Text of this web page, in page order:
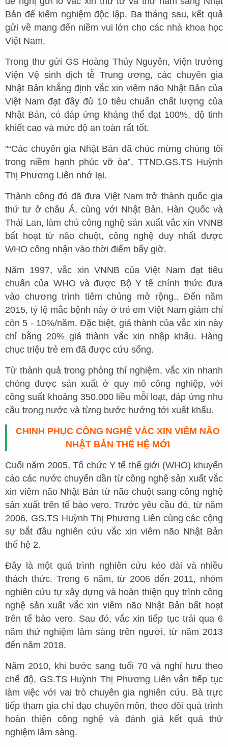
Bản để kiểm nghiệm độc lập. Ba tháng sau, kết quả
gửi về mang đến niềm vui lớn cho các nhà khoa học
Việt Nam.
Trong thư gửi GS Hoàng Thủy Nguyên, Viện trưởng
Viện Vệ sinh dịch tễ Trung ương, các chuyên gia
Nhật Bản khẳng định vắc xin viêm não Nhật Bản của
Việt Nam đạt đầy đủ 10 tiêu chuẩn chất lượng của
Nhật Bản, có đáp ứng kháng thể đạt 100%, độ tinh
khiết cao và mức độ an toàn rất tốt.
"“Các chuyên gia Nhật Bản đã chúc mừng chúng tôi
trong niềm hạnh phúc vỡ òa”, TTND.GS.TS Huỳnh
Thị Phương Liên nhớ lại.
Thành công đó đã đưa Việt Nam trở thành quốc gia
thứ tư ở châu Á, cùng với Nhật Bản, Hàn Quốc và
Thái Lan, làm chủ công nghệ sản xuất vắc xin VNNB
bất hoạt từ não chuột, công nghệ duy nhất được
WHO công nhận vào thời điểm bấy giờ.
Năm 1997, vắc xin VNNB của Việt Nam đạt tiêu
chuẩn của WHO và được Bộ Y tế chính thức đưa
vào chương trình tiêm chủng mở rộng.. Đến năm
2015, tỷ lệ mắc bệnh này ở trẻ em Việt Nam giảm chỉ
còn 5 - 10%/năm. Đặc biệt, giá thành của vắc xin này
chỉ bằng 20% giá thành vắc xin nhập khẩu. Hàng
chục triệu trẻ em đã được cứu sống.
Từ thành quả trong phòng thí nghiệm, vắc xin nhanh
chóng được sản xuất ở quy mô công nghiệp, với
công suất khoảng 350.000 liều mỗi loạt, đáp ứng nhu
cầu trong nước và từng bước hướng tới xuất khẩu.
CHINH PHỤC CÔNG NGHỆ VẮC XIN VIÊM NÃO
NHẬT BẢN THẾ HỆ MỚI
Cuối năm 2005, Tổ chức Y tế thế giới (WHO) khuyến
cáo các nước chuyển dần từ công nghệ sản xuất vắc
xin viêm não Nhật Bản từ não chuột sang công nghệ
sản xuất trên tế bào vero. Trước yêu cầu đó, từ năm
2006, GS.TS Huỳnh Thị Phương Liên cùng các cộng
sự bắt đầu nghiên cứu vắc xin viêm não Nhật Bản
thế hệ 2.
Đây là một quá trình nghiên cứu kéo dài và nhiều
thách thức. Trong 6 năm, từ 2006 đến 2011, nhóm
nghiên cứu tự xây dựng và hoàn thiện quy trình công
nghệ sản xuất vắc xin viêm não Nhật Bản bất hoạt
trên tế bào vero. Sau đó, vắc xin tiếp tục trải qua 6
năm thử nghiệm lâm sàng trên người, từ năm 2013
đến năm 2018.
Năm 2010, khi bước sang tuổi 70 và nghỉ hưu theo
chế độ, GS.TS Huỳnh Thị Phương Liên vẫn tiếp tục
làm việc với vai trò chuyên gia nghiên cứu. Bà trực
tiếp tham gia chỉ đạo chuyên môn, theo dõi quá trình
hoàn thiện công nghệ và đánh giá kết quả thử
nghiệm lâm sàng.